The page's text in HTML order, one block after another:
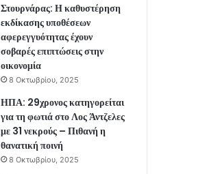
Στουρνάρας: Η καθυστέρηση
εκδίκασης υποθέσεων
αφερεγγυότητας έχουν
σοβαρές επιπτώσεις στην
οικονομία
8 Οκτωβρίου, 2025
ΗΠΑ: 29χρονος κατηγορείται
για τη φωτιά στο Λος Άντζελες
με 31 νεκρούς – Πιθανή η
θανατική ποινή
8 Οκτωβρίου, 2025